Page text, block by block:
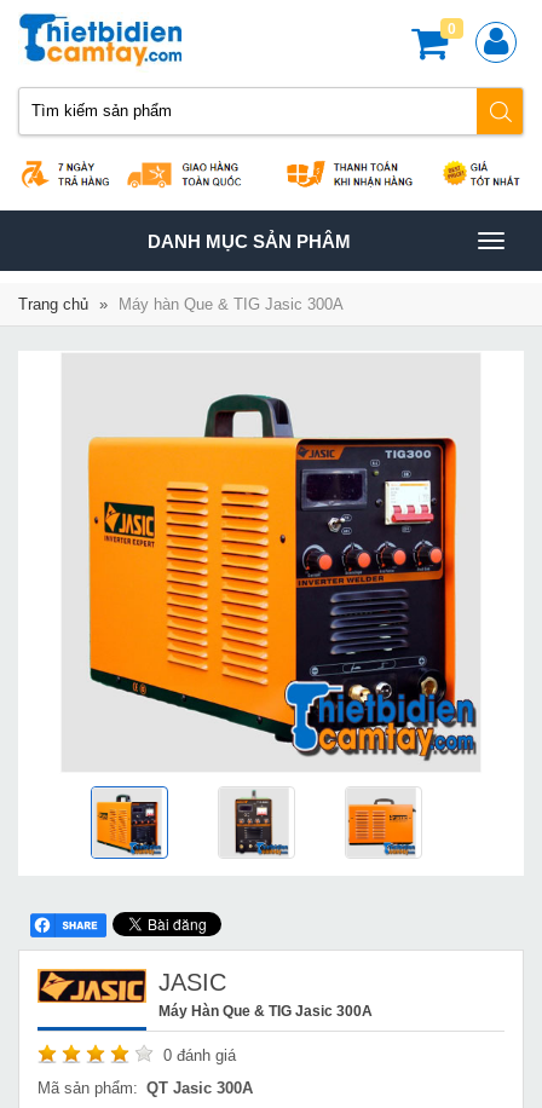
0
TOGGLE
NAVIGATION
DANH MỤC SẢN PHÂM
Trang chủ » Máy hàn Que & TIG Jasic 300A
JASIC
Máy Hàn Que & TIG Jasic 300A
0 đánh giá
Mã sản phẩm: QT Jasic 300A